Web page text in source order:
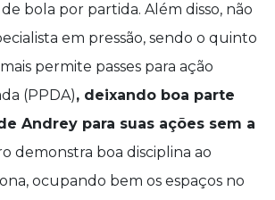
de bola por partida. Além disso, não
em pressão, sendo o quinto
permite passes para ação
(PPDA), deixando boa parte
Andrey para suas ações sem a
demonstra boa disciplina ao
ocupando bem os espaços no